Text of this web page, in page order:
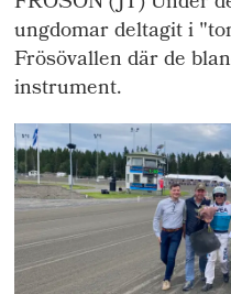
ungdomar deltagit i
Frösövallen där de
instrument.